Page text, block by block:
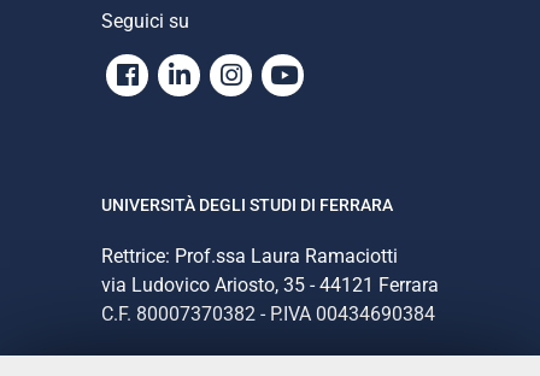
Seguici su
Facebook
LinkedinInstagram
Youtube
UNIVERSITÀ DEGLI STUDI DI FERRARA
Rettrice: Prof.ssa Laura Ramaciotti
via Ludovico Ariosto, 35 - 44121 Ferrara
C.F. 80007370382 - P.IVA 00434690384